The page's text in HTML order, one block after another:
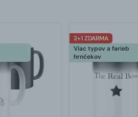
2+1 ZDARMA
Viac typov a farieb
hrnčekov